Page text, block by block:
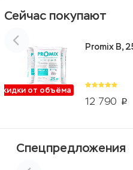
Сейчас покупают
от объёма
12 790 p
Promix B,
Спецпредложения